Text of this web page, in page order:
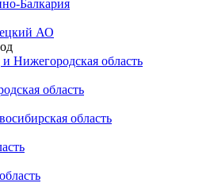
Балкария
АО
Нижегородская область
область
область